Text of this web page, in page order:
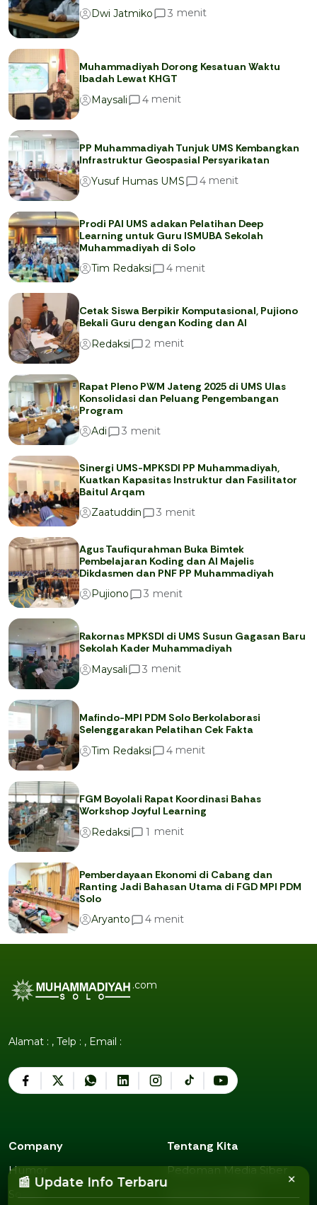
Dwi Jatmiko
3 menit
Muhammadiyah Dorong Kesatuan Waktu
Ibadah Lewat KHGT
Maysali
4 menit
PP Muhammadiyah Tunjuk UMS Kembangkan
Infrastruktur Geospasial Persyarikatan
Yusuf Humas UMS
4 menit
Prodi PAI UMS adakan Pelatihan Deep
Learning untuk Guru ISMUBA Sekolah
Muhammadiyah di Solo
Tim Redaksi
4 menit
Cetak Siswa Berpikir Komputasional, Pujiono
Bekali Guru dengan Koding dan AI
Redaksi
2 menit
Rapat Pleno PWM Jateng 2025 di UMS Ulas
Konsolidasi dan Peluang Pengembangan
Program
Adi
3 menit
Sinergi UMS-MPKSDI PP Muhammadiyah,
Kuatkan Kapasitas Instruktur dan Fasilitator
Baitul Arqam
Zaatuddin
3 menit
Agus Taufiqurahman Buka Bimtek
Pembelajaran Koding dan AI Majelis
Dikdasmen dan PNF PP Muhammadiyah
Pujiono
3 menit
Rakornas MPKSDI di UMS Susun Gagasan Baru
Sekolah Kader Muhammadiyah
Maysali
3 menit
Mafindo-MPI PDM Solo Berkolaborasi
Selenggarakan Pelatihan Cek Fakta
Tim Redaksi
4 menit
FGM Boyolali Rapat Koordinasi Bahas
Workshop Joyful Learning
Redaksi
1 menit
Pemberdayaan Ekonomi di Cabang dan
Ranting Jadi Bahasan Utama di FGD MPI PDM
Solo
Aryanto
4 menit
.com
Alamat : , Telp : , Email :
Company
Humor
Humor
Sosok
Tentang Kita
Pedoman Media Siber
Susunan Redaksi
📰 Update Info Terbaru ×